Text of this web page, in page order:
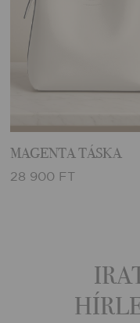
MAGENTA TÁSKA
28 900 FT